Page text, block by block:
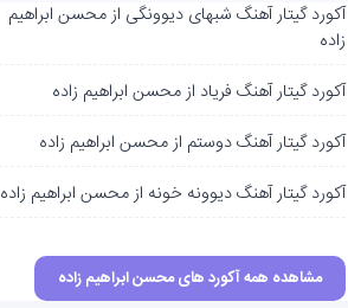
آکورد گیتار آهنگ شبهای دیوونگی از محسن ابراهیم
زاده
آکورد گیتار آهنگ فریاد از محسن ابراهیم زاده
آکورد گیتار آهنگ دوستم از محسن ابراهیم زاده
آکورد گیتار آهنگ دیوونه خونه از محسن ابراهیم زاده
مشاهده همه آکورد های محسن ابراهیم زاده